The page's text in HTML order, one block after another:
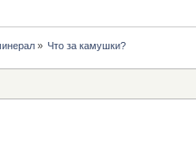
» Что за камушки?